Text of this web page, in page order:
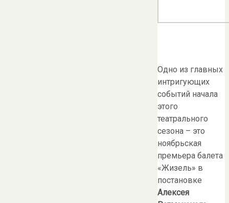
Одно из главных
интригующих
событий начала
этого
театрального
сезона – это
ноябрьская
премьера балета
«Жизель» в
постановке
Алексея